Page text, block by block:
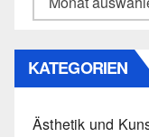
KATEGORIEN
Ästhetik und